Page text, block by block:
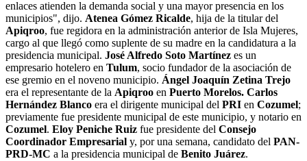
enlaces atienden la demanda social y una mayor presencia en los
municipios", dijo. Atenea Gómez Ricalde, hija de la titular del
Apiqroo, fue regidora en la administración anterior de Isla Mujeres,
cargo al que llegó como suplente de su madre en la candidatura a la
presidencia municipal. José Alfredo Soto Martínez es un
empresario hotelero en Tulum, socio fundador de la asociación de
ese gremio en el noveno municipio. Ángel Joaquín Zetina Trejo
era el representante de la Apiqroo en Puerto Morelos. Carlos
Hernández Blanco era el dirigente municipal del PRI en Cozumel;
previamente fue presidente municipal de este municipio, y notario en
Cozumel. Eloy Peniche Ruiz fue presidente del Consejo
Coordinador Empresarial y, por una semana, candidato del PAN-
PRD-MC a la presidencia municipal de Benito Juárez.